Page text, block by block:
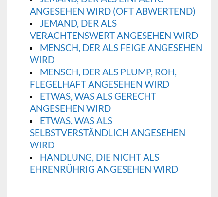
ANGESEHEN WIRD (OFT ABWERTEND)
JEMAND, DER ALS
VERACHTENSWERT ANGESEHEN WIRD
MENSCH, DER ALS FEIGE ANGESEHEN
WIRD
MENSCH, DER ALS PLUMP, ROH,
FLEGELHAFT ANGESEHEN WIRD
ETWAS, WAS ALS GERECHT
ANGESEHEN WIRD
ETWAS, WAS ALS
SELBSTVERSTÄNDLICH ANGESEHEN
WIRD
HANDLUNG, DIE NICHT ALS
EHRENRÜHRIG ANGESEHEN WIRD